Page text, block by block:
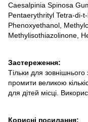
Caesalpinia Spinosa
Pentaerythrityl Tetra-di-
Phenoxyethanol,
Methylisothiazolinone,
Застереження:
Тільки для
промити великою
для дітей місці.
Корисні посилання: